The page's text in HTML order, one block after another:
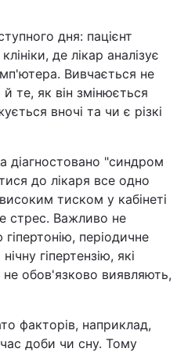
дня: пацієнт
де лікар аналізує
Вивчається не
те, як він змінюється
вночі та чи є різкі
діагностовано "синдром
до лікаря все одно
тиском у кабінеті
стрес. Важливо не
періодичне
гіпертензію, які
обов'язково виявляють,
факторів, наприклад,
доби чи сну. Тому